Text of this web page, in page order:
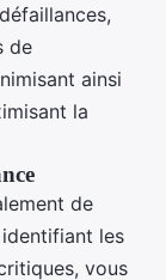
de
ainsi
la
de
identifiant les
vous